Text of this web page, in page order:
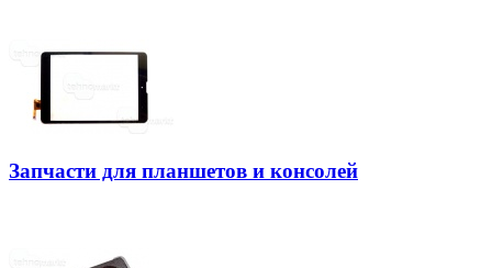
Запчасти для планшетов и консолей